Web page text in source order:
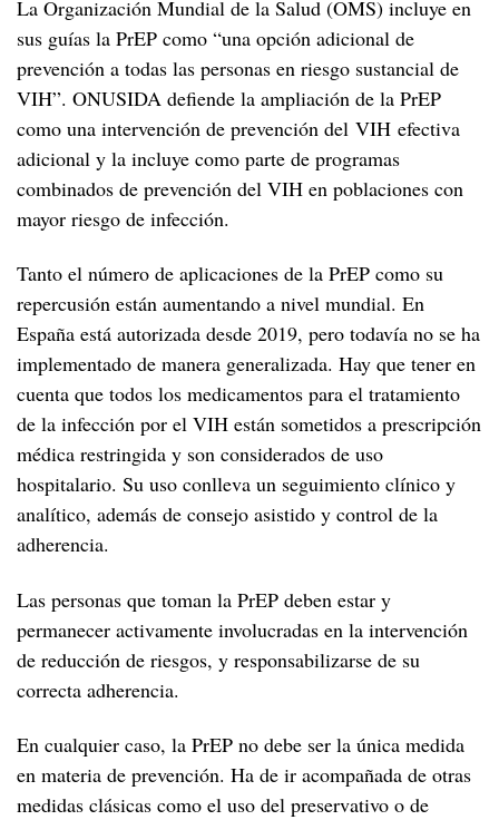
PRO sobre la adherencia
PRO sobre la calidad del sueño
Salud mental y emocional
Depresión y VIH
Ansiedad y VIH
Insomnio y VIH
Salud sexual en la mujer
Infecciones y enfermedades ginecológicas
Embarazo
Menopausia
Depresión en mujeres con VIH
VIH si eres hombre
Salud sexual en el hombre
Si quieres ser padre
VIH si eres migrante
¿Necesitas visado si tienes VIH?
Asistencia sanitaria para migrantes con VIH
Derechos de los migrantes con VIH
El VIH y tu cuerpo
Corazón y VIH
Hígado y VIH
Riñón y VIH
Huesos y VIH
Diabetes y VIH
Supervihvientes
Vida saludable y plena con VIH
El reto de la fragilidad
Envejecer con VIH década a década
A los 20
A los 50
Desde los 60
Derechos de las personas mayores con VIH
Estigma y discriminación
El estigma y su impacto
Autoestigma
Tus derechos
Espermicidas
Circuncisión
Tratamiento como prevención
Qué es la prevención combinada
GUÍAS
QUIÉNES SOMOS
DICCIONARIO DEL VIH
RECURSOS
REFERENCIAS Y BIBLIOGRAFÍA
La Organización Mundial de la Salud (OMS) incluye en
sus guías la PrEP como “una opción adicional de
prevención a todas las personas en riesgo sustancial de
VIH”. ONUSIDA defiende la ampliación de la PrEP
como una intervención de prevención del VIH efectiva
adicional y la incluye como parte de programas
combinados de prevención del VIH en poblaciones con
mayor riesgo de infección.
Tanto el número de aplicaciones de la PrEP como su
repercusión están aumentando a nivel mundial. En
España está autorizada desde 2019, pero todavía no se ha
implementado de manera generalizada. Hay que tener en
cuenta que todos los medicamentos para el tratamiento
de la infección por el VIH están sometidos a prescripción
médica restringida y son considerados de uso
hospitalario. Su uso conlleva un seguimiento clínico y
analítico, además de consejo asistido y control de la
adherencia.
Las personas que toman la PrEP deben estar y
permanecer activamente involucradas en la intervención
de reducción de riesgos, y responsabilizarse de su
correcta adherencia.
En cualquier caso, la PrEP no debe ser la única medida
en materia de prevención. Ha de ir acompañada de otras
medidas clásicas como el uso del preservativo o de